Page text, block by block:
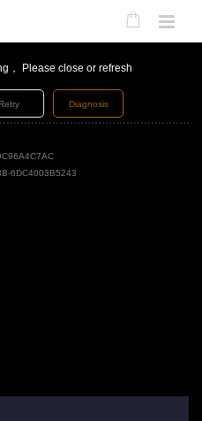
， Please close or refresh
Retry Diagnosis
6DC4003B5243